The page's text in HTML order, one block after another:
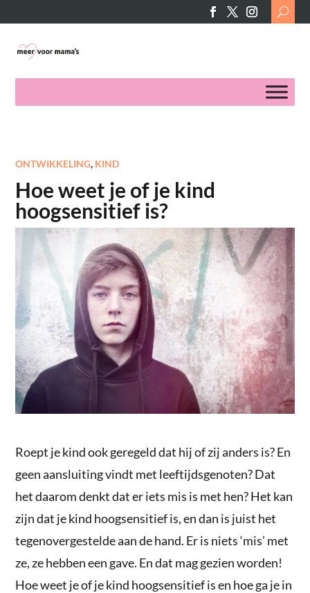
Search
for:
ONTWIKKELING, KIND
Hoe weet je of je kind
hoogsensitief is?
Roept je kind ook geregeld dat hij of zij anders is? En
geen aansluiting vindt met leeftijdsgenoten? Dat
het daarom denkt dat er iets mis is met hen? Het kan
zijn dat je kind hoogsensitief is, en dan is juist het
tegenovergestelde aan de hand. Er is niets ‘mis’ met
ze, ze hebben een gave. En dat mag gezien worden!
Hoe weet je of je kind hoogsensitief is en hoe ga je in